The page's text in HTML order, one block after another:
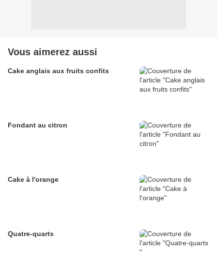
Vous aimerez aussi
Cake anglais aux fruits confits
Fondant au citron
Cake à l'orange
Quatre-quarts